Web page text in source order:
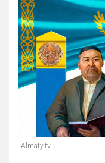
Almaty.tv